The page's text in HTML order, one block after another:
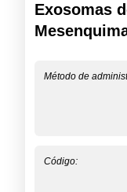
Exosomas
Método de
Código: